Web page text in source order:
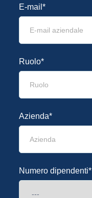
E-mail*
Ruolo*
Azienda*
Numero dipendenti*